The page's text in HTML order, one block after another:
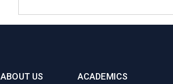
ABOUT US ACADEMICS